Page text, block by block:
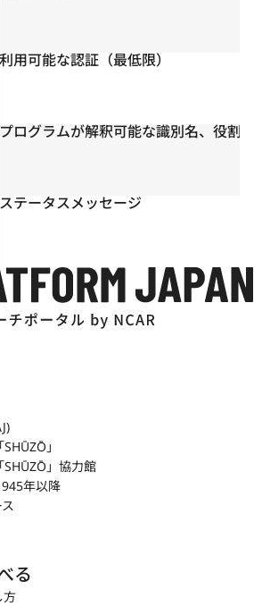
利用可能な認証（最低限）
プログラムが解釈可能な識別名、役割
ステータスメッセージ
」
」協力館
年以降
る
方